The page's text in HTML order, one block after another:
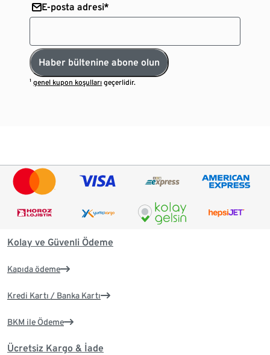
E-posta adresi*
Haber bültenine abone olun
¹genel kupon koşulları geçerlidir.
Kolay ve Güvenli Ödeme
Kapıda ödeme
Kredi Kartı / Banka Kartı
BKM ile Ödeme
Ücretsiz Kargo & İade